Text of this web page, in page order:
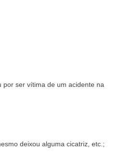
por ser vítima de um acidente na
deixou alguma cicatriz, etc.;